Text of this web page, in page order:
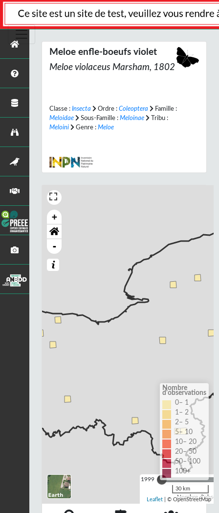
Meloe enfle-boeufs violet
Meloe violaceus Marsham, 1802
Classe : Insecta Ordre : Coleoptera
Famille :
Meloidae
Sous-Famille : Meloinae
Tribu :
Meloini
Genre : Meloe
+
-
1999
Nombre
Nombre
d'observations
0– 1
1– 2
2– 5
5– 10
10– 20
20– 50
50– 100
100+
30 km
Leaflet | © OpenStreetMap